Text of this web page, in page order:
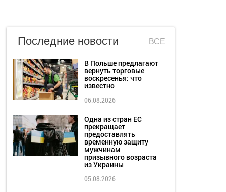
Последние новости ВСЕ
В Польше предлагают
вернуть торговые
воскресенья: что
известно
06.08.2026
Одна из стран ЕС
прекращает
предоставлять
временную защиту
мужчинам
призывного возраста
из Украины
05.08.2026